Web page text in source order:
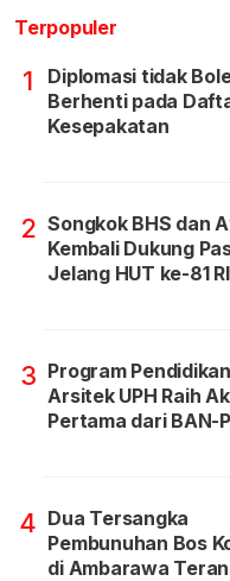
Terpopuler
1
Diplomasi tidak
Berhenti pada
Kesepakatan
2 Songkok BHS dan
Kembali Dukung
Jelang HUT ke-81 RI
3 Program
Arsitek UPH Raih
Pertama dari BAN-
4 Dua Tersangka
Pembunuhan Bos
di Ambarawa